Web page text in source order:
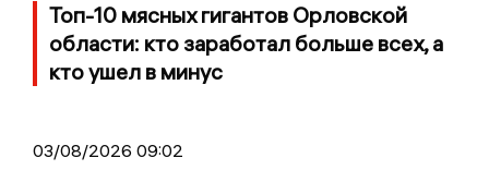
Топ-10 мясных гигантов Орловской
области: кто заработал больше всех, а
кто ушел в минус
03/08/2026 09:02